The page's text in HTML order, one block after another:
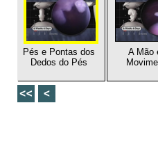
Pés e Pontas dos
Dedos do Pés
A Mão